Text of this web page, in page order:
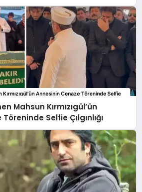
Mahsun Kırmızıgül’ün
Selfie Çılgınlığı